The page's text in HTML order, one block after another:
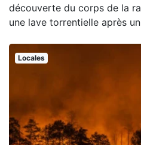
découverte du corps de la
une lave torrentielle après
Locales